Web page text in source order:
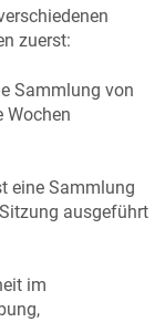
zuerst:
Sammlung von
Wochen
eine Sammlung
ausgeführt
im